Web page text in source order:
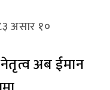
असार १०